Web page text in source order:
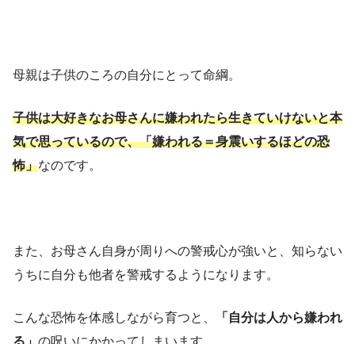
母親は子供のころの自分にとって命綱。
子供は大好きなお母さんに嫌われたら生きていけないと本
気で思っているので、「嫌われる＝身震いするほどの恐
怖」なのです。
また、お母さん自身が周りへの警戒心が強いと、知らない
うちに自分も他者を警戒するようになります。
こんな恐怖を体感しながら育つと、
「自分は人から嫌われ
る」 の呪いにかかってしまいます。